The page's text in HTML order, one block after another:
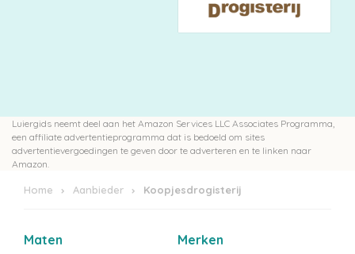
Luiergids neemt deel aan het Amazon Services LLC Associates Programma,
een affiliate advertentieprogramma dat is bedoeld om sites
advertentievergoedingen te geven door te adverteren en te linken naar
Amazon.
Home Aanbieder Koopjesdrogisterij
Maten Merken